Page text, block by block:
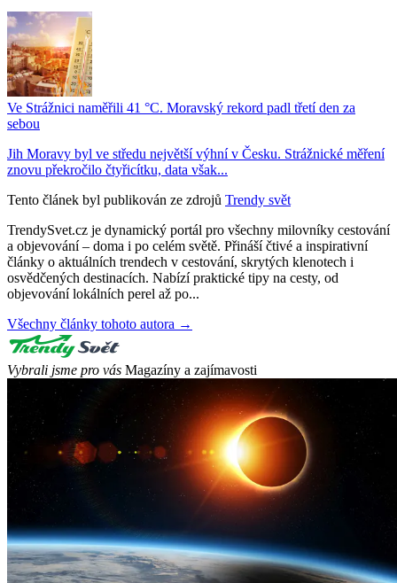
Ve Strážnici naměřili 41 °C. Moravský rekord padl třetí den za
sebou
Jih Moravy byl ve středu největší výhní v Česku. Strážnické měření
znovu překročilo čtyřicítku, data však...
Tento článek byl publikován ze zdrojů Trendy svět
TrendySvet.cz je dynamický portál pro všechny milovníky cestování
a objevování – doma i po celém světě. Přináší čtivé a inspirativní
články o aktuálních trendech v cestování, skrytých klenotech i
osvědčených destinacích. Nabízí praktické tipy na cesty, od
objevování lokálních perel až po...
Všechny články tohoto autora →
Vybrali jsme pro vás Magazíny a zajímavosti